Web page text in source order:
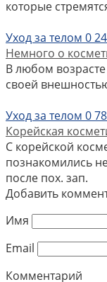
которые
Уход за телом 0
Немного о
В любом
своей
Уход за телом 0
Корейская
С корейской
познакомились
после пох. зап.
Добавить
Имя
Email
Комментарий